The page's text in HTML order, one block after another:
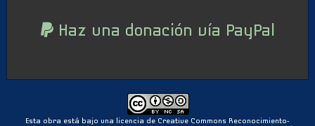
Haz una donación vía PayPal
Esta obra está bajo una licencia de Creative Commons Reconocimiento-